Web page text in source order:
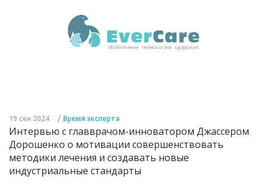
19 сен 2024 / Время эксперта
Интервью с главврачом-инноватором Джассером
Дорошенко о мотивации совершенствовать
методики лечения и создавать новые
индустриальные стандарты